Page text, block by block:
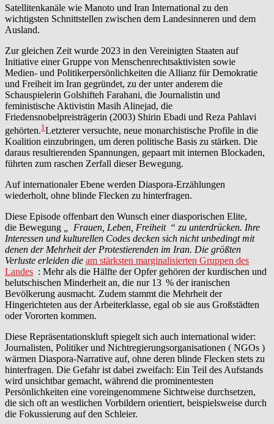
Satellitenkanäle wie Manoto und Iran International zu den
wichtigsten Schnittstellen zwischen dem Landesinneren und dem
Ausland.
Zur gleichen Zeit wurde 2023 in den Vereinigten Staaten auf
Initiative einer Gruppe von Menschenrechtsaktivisten sowie
Medien- und Politikerpersönlichkeiten die Allianz für Demokratie
und Freiheit im Iran gegründet, zu der unter anderem die
Schauspielerin Golshifteh Farahani, die Journalistin und
feministische Aktivistin Masih Alinejad, die
Friedensnobelpreisträgerin (2003) Shirin Ebadi und Reza Pahlavi
gehörten.1Letzterer versuchte, neue monarchistische Profile in die
Koalition einzubringen, um deren politische Basis zu stärken. Die
daraus resultierenden Spannungen, gepaart mit internen Blockaden,
führten zum raschen Zerfall dieser Bewegung.
Auf internationaler Ebene werden Diaspora-Erzählungen
wiederholt, ohne blinde Flecken zu hinterfragen.
Diese Episode offenbart den Wunsch einer diasporischen Elite,
die Bewegung
Frauen, Leben, Freiheit “ zu unterdrücken. Ihre
Interessen und kulturellen Codes decken sich nicht unbedingt mit
denen der Mehrheit der Protestierenden im Iran. Die größten
Verluste erleiden die am stärksten marginalisierten Gruppen des
Landes : Mehr als die Hälfte der Opfer gehören der kurdischen und
belutschischen Minderheit an, die nur 13 % der iranischen
Bevölkerung ausmacht. Zudem stammt die Mehrheit der
Hingerichteten aus der Arbeiterklasse, egal ob sie aus Großstädten
oder Vororten kommen.
Diese Repräsentationskluft spiegelt sich auch international wider:
Journalisten, Politiker und Nichtregierungsorganisationen ( NGOs )
wärmen Diaspora-Narrative auf, ohne deren blinde Flecken stets zu
hinterfragen. Die Gefahr ist dabei zweifach: Ein Teil des Aufstands
wird unsichtbar gemacht, während die prominentesten
Persönlichkeiten eine voreingenommene Sichtweise durchsetzen,
die sich oft an westlichen Vorbildern orientiert, beispielsweise durch
die Fokussierung auf den Schleier.